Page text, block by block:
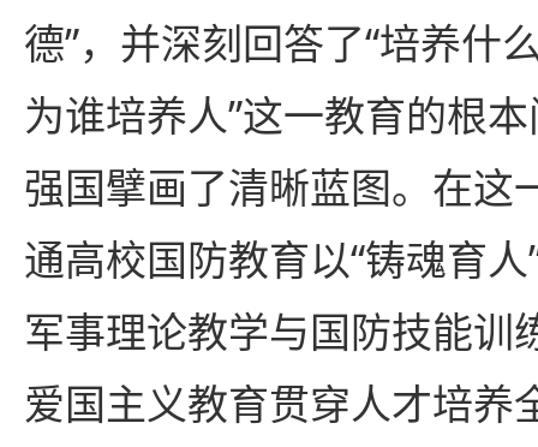
德”，并深刻回答了“培养什
为谁培养人”这一教育的根
强国擘画了清晰蓝图。在这
通高校国防教育以“铸魂育
军事理论教学与国防技能训
爱国主义教育贯穿人才培养